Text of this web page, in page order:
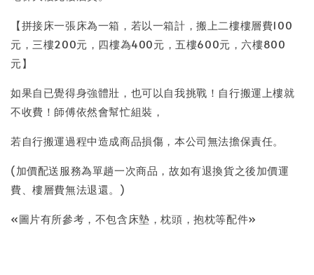
【拼接床一張床為一箱，若以一箱計，搬上二樓樓層費100
元，三樓200元，四樓為400元，五樓600元，六樓800
元】
如果自已覺得身強體壯，也可以自我挑戰！自行搬運上樓就
不收費！師傅依然會幫忙組裝，
若自行搬運過程中造成商品損傷，本公司無法擔保責任。
(加價配送服務為單趟一次商品，故如有退換貨之後加價運
費、樓層費無法退還。)
«圖片有所參考，不包含床墊，枕頭，抱枕等配件»